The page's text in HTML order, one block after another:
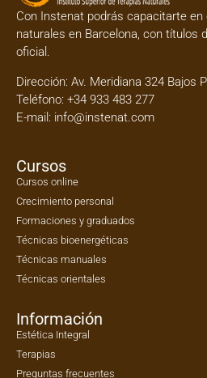
Con Instenat podrás capacitarte en
naturales en Barcelona, con títulos
oficial.
Dirección: Av. Meridiana 324 Bajos
Teléfono: +34 933 483 277
E-mail: info@instenat.com
Cursos
Cursos online
Crecimiento personal
Formaciones y graduados
Técnicas bioenergéticas
Técnicas manuales
Técnicas orientales
Información
Estética Integral
Terapias
Preguntas frecuentes